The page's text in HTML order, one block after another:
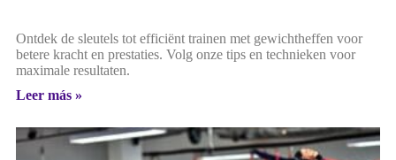
Ontdek de sleutels tot efficiënt trainen met gewichtheffen voor
betere kracht en prestaties. Volg onze tips en technieken voor
maximale resultaten.
Leer más »